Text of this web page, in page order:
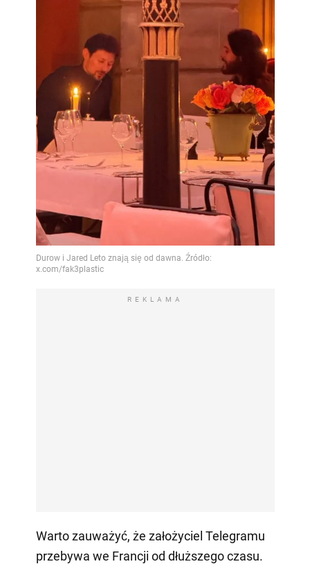
REKLAMA
Warto zauważyć, że założyciel Telegramu
przebywa we Francji od dłuższego czasu.